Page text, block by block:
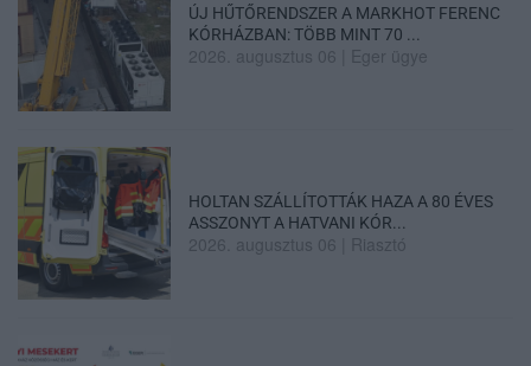
ÚJ HŰTŐRENDSZER A MARKHOT FERENC
KÓRHÁZBAN: TÖBB MINT 70 ...
2026. augusztus 06 Eger ügye
HOLTAN SZÁLLÍTOTTÁK HAZA A 80 ÉVES
ASSZONYT A HATVANI KÓR...
2026. augusztus 06 Riasztó